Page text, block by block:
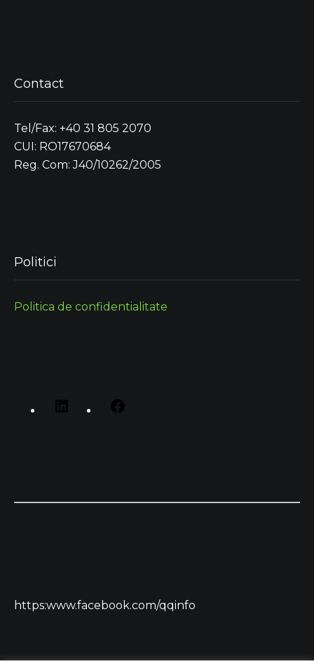
Contact
Tel/Fax: +40 31 805 2070
CUI: RO17670684
Reg. Com: J40/10262/2005
Politici
Politica de confidentialitate
https:www.facebook.com/qqinfo